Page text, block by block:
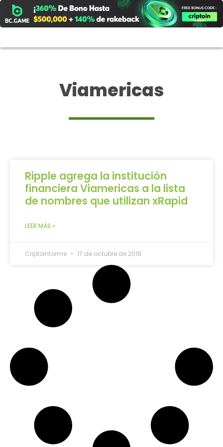
al
contenido
Viamericas
Ripple agrega la institución
financiera Viamericas a la lista
de nombres que utilizan xRapid
LEER MÁS »
Criptoinforme 17 de octubre de 2018